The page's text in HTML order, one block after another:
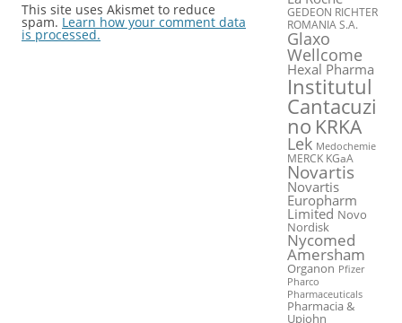
This site uses Akismet to reduce
spam. Learn how your comment data
is processed.
GEDEON RICHTER
ROMANIA S.A.
Glaxo
Wellcome
Hexal Pharma
Institutul
Cantacuzi
no KRKA
Lek Medochemie
MERCK KGaA
Novartis
Novartis
Europharm
Limited Novo
Nordisk
Nycomed
Amersham
Organon Pfizer
Pharco
Pharmaceuticals
Pharmacia &
Upjohn